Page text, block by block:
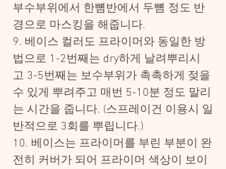
부수부위에서 한뼘반에서 두뼘 정도 반
경으로 마스킹을 해줍니다.
9. 베이스 컬러도 프라이머와 동일한 방
법으로 1-2번째는 dry하게 날려뿌리시
고 3-5번째는 보수부위가 촉촉하게 젖을
수 있게 뿌려주고 매번 5-10분 정도 말리
는 시간을 줍니다. (스프레이건 이용시 일
반적으로 3회를 뿌립니다.)
10. 베이스는 프라이머를 부린 부분이 완
전히 커버가 되어 프라이머 색상이 보이